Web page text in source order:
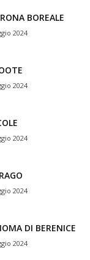
BOREALE
2024
2024
2024
2024
DI BERENICE
2024